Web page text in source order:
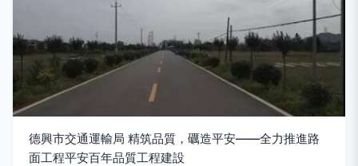
德興市交通運輸局 精筑品質，礪造平安——全力推進路
面工程平安百年品質工程建設